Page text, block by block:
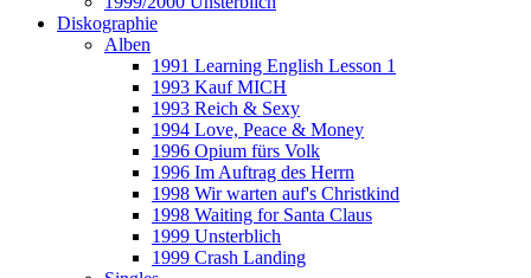
Diskographie
Alben
1991 Learning English Lesson 1
1993 Kauf MICH
1993 Reich & Sexy
1994 Love, Peace & Money
1996 Opium fürs Volk
1996 Im Auftrag des Herrn
1998 Wir warten auf's Christkind
1998 Waiting for Santa Claus
1999 Unsterblich
1999 Crash Landing